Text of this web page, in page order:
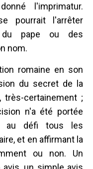
l'imprimatur.
pourrait l'arrêter
pape ou des
nom.
romaine en son
du secret de la
très-certainement ;
n'a été portée
au défi tous les
et en affirmant la
ou non. Un